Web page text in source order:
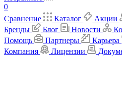
0
Сравнение
Каталог Акции
Бренды
Блог Новости
Помощь
Партнеры Карьера
Компания
Лицензии